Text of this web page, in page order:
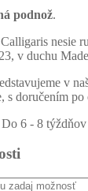
podnož.
nesie
v duchu
v
s doručením po
6 - 8 týždňov